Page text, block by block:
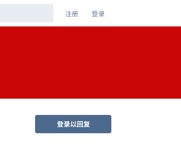
注册 登录
登录以回复